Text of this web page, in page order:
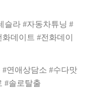
슬라 #자동차튜닝 #
화데이트 #전화데이
#연애상담소 #수다맛
#솔로탈출